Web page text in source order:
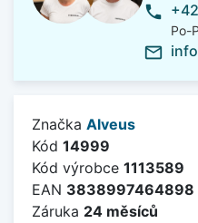
phone
Po-
mail_outline
Značka Alveus
Kód 14999
Kód výrobce 1113589
EAN 3838997464898
Záruka 24 měsíců